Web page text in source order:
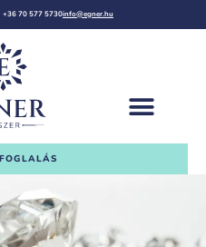
+36 70 577 5730info@egner.hu